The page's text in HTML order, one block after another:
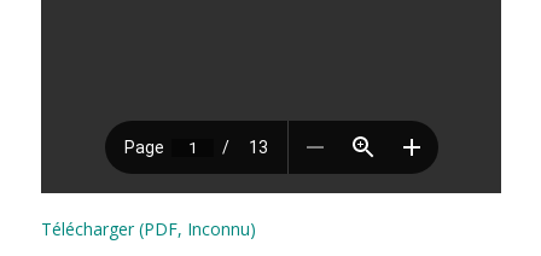
Télécharger (PDF, Inconnu)